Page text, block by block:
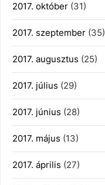
2017. október (31)
2017. szeptember (35)
2017. augusztus (25)
2017. július (29)
2017. június (28)
2017. május (13)
2017. április (27)